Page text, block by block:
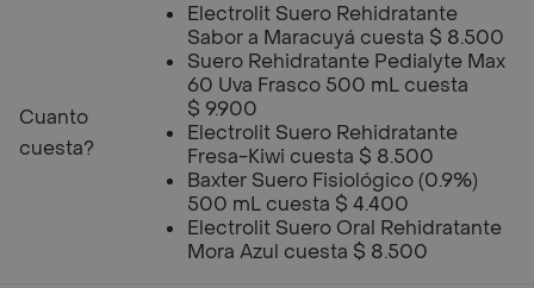
Cuanto
cuesta?
Electrolit Suero Rehidratante
Sabor a Maracuyá cuesta $ 8.500
Suero Rehidratante Pedialyte Max
60 Uva Frasco 500 mL cuesta
$ 9.900
Electrolit Suero Rehidratante
Fresa-Kiwi cuesta $ 8.500
Baxter Suero Fisiológico (0.9%)
500 mL cuesta $ 4.400
Electrolit Suero Oral Rehidratante
Mora Azul cuesta $ 8.500